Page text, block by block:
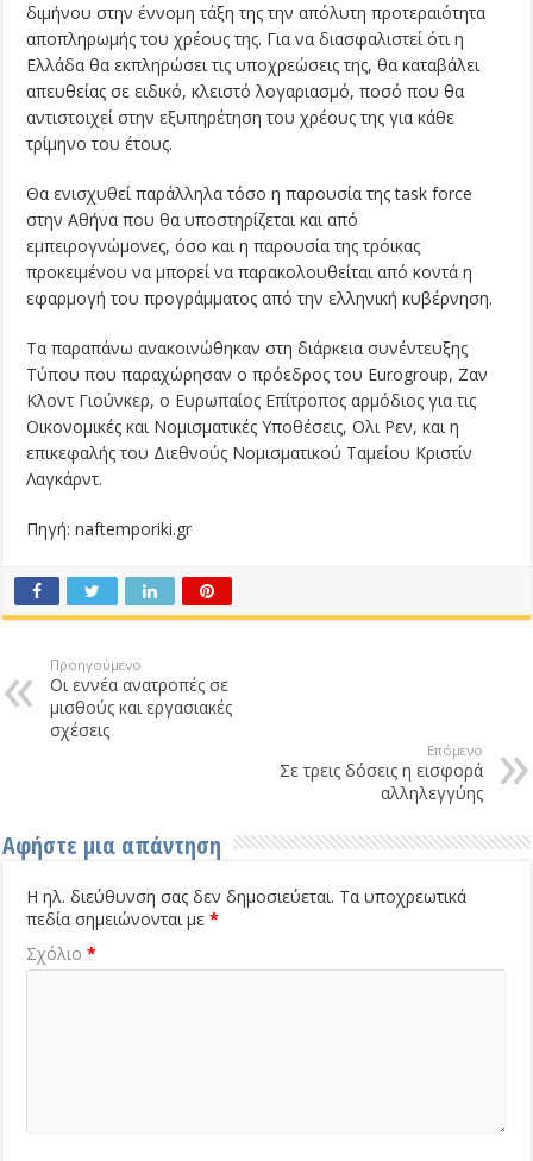
διμήνου στην έννομη τάξη της την απόλυτη προτεραιότητα
αποπληρωμής του χρέους της. Για να διασφαλιστεί ότι η
Ελλάδα θα εκπληρώσει τις υποχρεώσεις της, θα καταβάλει
απευθείας σε ειδικό, κλειστό λογαριασμό, ποσό που θα
αντιστοιχεί στην εξυπηρέτηση του χρέους της για κάθε
τρίμηνο του έτους.
Θα ενισχυθεί παράλληλα τόσο η παρουσία της task force
στην Αθήνα που θα υποστηρίζεται και από
εμπειρογνώμονες, όσο και η παρουσία της τρόικας
προκειμένου να μπορεί να παρακολουθείται από κοντά η
εφαρμογή του προγράμματος από την ελληνική κυβέρνηση.
Τα παραπάνω ανακοινώθηκαν στη διάρκεια συνέντευξης
Τύπου που παραχώρησαν ο πρόεδρος του Eurogroup, Ζαν
Κλοντ Γιούνκερ, ο Ευρωπαίος Επίτροπος αρμόδιος για τις
Οικονομικές και Νομισματικές Υποθέσεις, Ολι Ρεν, και η
επικεφαλής του Διεθνούς Νομισματικού Ταμείου Κριστίν
Λαγκάρντ.
Πηγή: naftemporiki.gr
Προηγούμενο
Οι εννέα ανατροπές σε
μισθούς και εργασιακές
σχέσεις
Επόμενο
Σε τρεις δόσεις η εισφορά
αλληλεγγύης
Αφήστε μια απάντηση
Η ηλ. διεύθυνση σας δεν δημοσιεύεται. Τα υποχρεωτικά
πεδία σημειώνονται με*
Σχόλιο*